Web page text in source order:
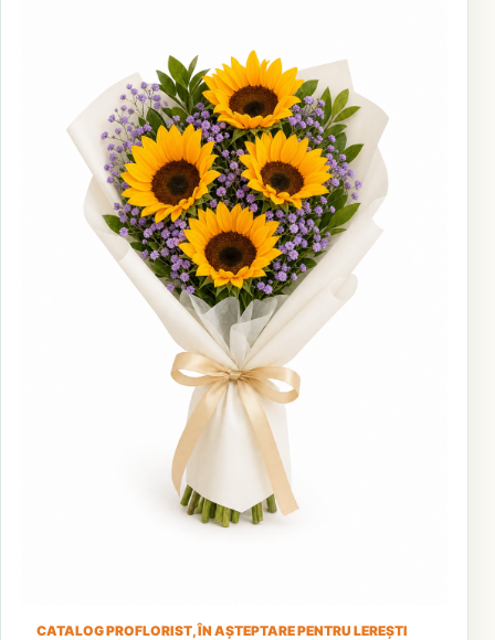
CATALOG PROFLORIST, ÎN AȘTEPTARE PENTRU LEREȘTI